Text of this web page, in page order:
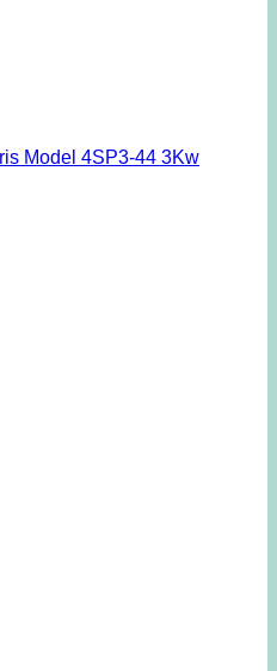
Model 4SP3-44 3Kw